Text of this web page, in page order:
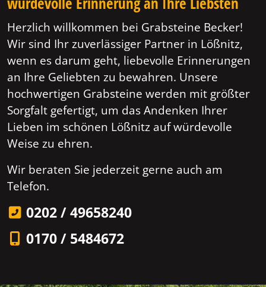
Herzlich willkommen bei Grabsteine Becker!
Wir sind Ihr zuverlässiger Partner in Lößnitz,
wenn es darum geht, liebevolle Erinnerungen
an Ihre Geliebten zu bewahren. Unsere
hochwertigen Grabsteine werden mit größter
Sorgfalt gefertigt, um das Andenken Ihrer
Lieben im schönen Lößnitz auf würdevolle
Weise zu ehren.
Wir beraten Sie jederzeit gerne auch am
Telefon.
0202 / 49658240
0170 / 5484672